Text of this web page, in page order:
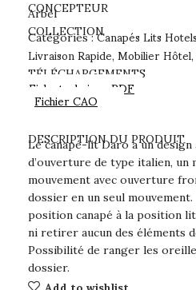
DESCRIPTION DU PRODUIT
Le canapé-lit Daro a un design
d’ouverture de type italien, un
mouvement avec ouverture
dossier en un seul mouvement.
position canapé à la position
ni retirer aucun des éléments
Possibilité de ranger les
dossier.
CONCEPTEUR
Arbel
COLLECTION
Catégories :Canapés Lits Hotels
Livraison Rapide, Mobilier Hôtel,
TÉLÉCHARGEMENTS
Fiche technique PDF
Fichier CAO